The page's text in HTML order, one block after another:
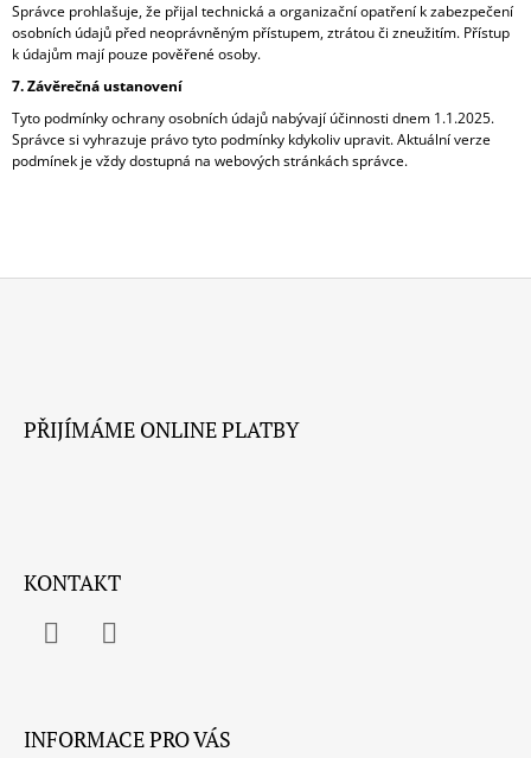
Správce prohlašuje, že přijal technická a organizační opatření k zabezpečení
osobních údajů před neoprávněným přístupem, ztrátou či zneužitím. Přístup
k údajům mají pouze pověřené osoby.
7. Závěrečná ustanovení
Tyto podmínky ochrany osobních údajů nabývají účinnosti dnem 1.1.2025.
Správce si vyhrazuje právo tyto podmínky kdykoliv upravit. Aktuální verze
podmínek je vždy dostupná na webových stránkách správce.
PŘIJÍMÁME ONLINE PLATBY
KONTAKT
INFORMACE PRO VÁS